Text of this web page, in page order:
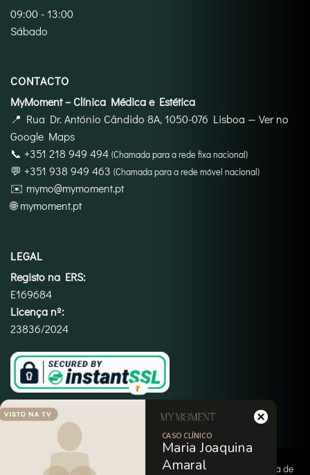
09:00 - 13:00
Sábado
CONTACTO
MyMoment – Clínica Médica e Estética
📍 Rua Dr. António Cândido 8A, 1050-076 Lisboa — Ver no
Google Maps
📞 +351 218 949 494 (Chamada para a rede fixa nacional)
💬 +351 938 949 463 (Chamada para a rede móvel nacional)
✉️ mymo@mymoment.pt
🌐mymoment.pt
LEGAL
Registo na ERS:
E169684
Licença nº:
23836/2024
Copyright 2026 ©My Moment Termos e Condições Política de
CASO CLÍNICO
Maria Joaquina
Amaral